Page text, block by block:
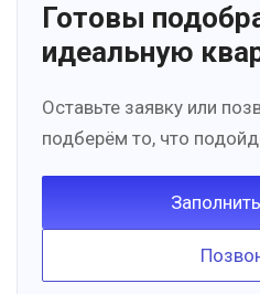
Готовы
идеальную
Оставьте заявку или
подберём то, что